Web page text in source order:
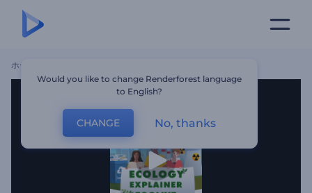
ホーム
Would you like to change Renderforest language
to English?
CHANGE No, thanks